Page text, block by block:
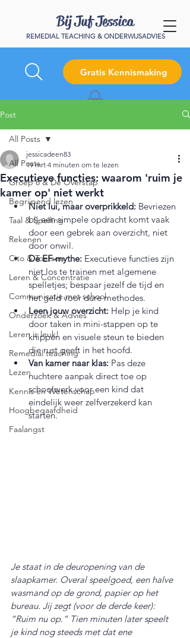
Bij Juf Jessica
REMEDIAL TEACHING & ONDERWIJSADVIES
Gratis Kennismaking
Post
All Posts
Groep 8 & De Overstap
Begrijpend lezen
Taal & Spelling
Rekenen
Cito & Toetsen
Leren & Concentratie
Communicatie met school
Onderzoek & Advies
Leren is leuk!
Remedial teaching
Lezen
Kennis en Wetenschap
Hoogbegaafdheid
Faalangst
All Posts
Executieve functies: waarom 'ruim je
kamer op' niet werkt
jessicadeen83
19 mrt 4 minuten om te lezen
Niet lui, maar overprikkeld: Bevriezen
bij een simpele opdracht komt vaak
door een gebrek aan overzicht, niet
door onwil.
De EF-mythe: Executieve functies zijn
niet los te trainen met algemene
spelletjes; bespaar jezelf de tijd en
het geld voor dure methodes.
Leen jouw overzicht: Help je kind
door taken in mini-stappen op te
knippen en visuele steun te bieden
die rust geeft in het hoofd.
Van kamer naar klas: Pas deze
nuchtere aanpak direct toe op
schoolwerk voor een kind dat
eindelijk weer zelfverzekerd kan
starten.
Je staat in de deuropening van de
slaapkamer. Overal speelgoed, een halve
wasmand op de grond, papier op het
bureau. Jij zegt (voor de derde keer):
“Ruim nu op.” Tien minuten later speelt
je kind nog steeds met dat ene